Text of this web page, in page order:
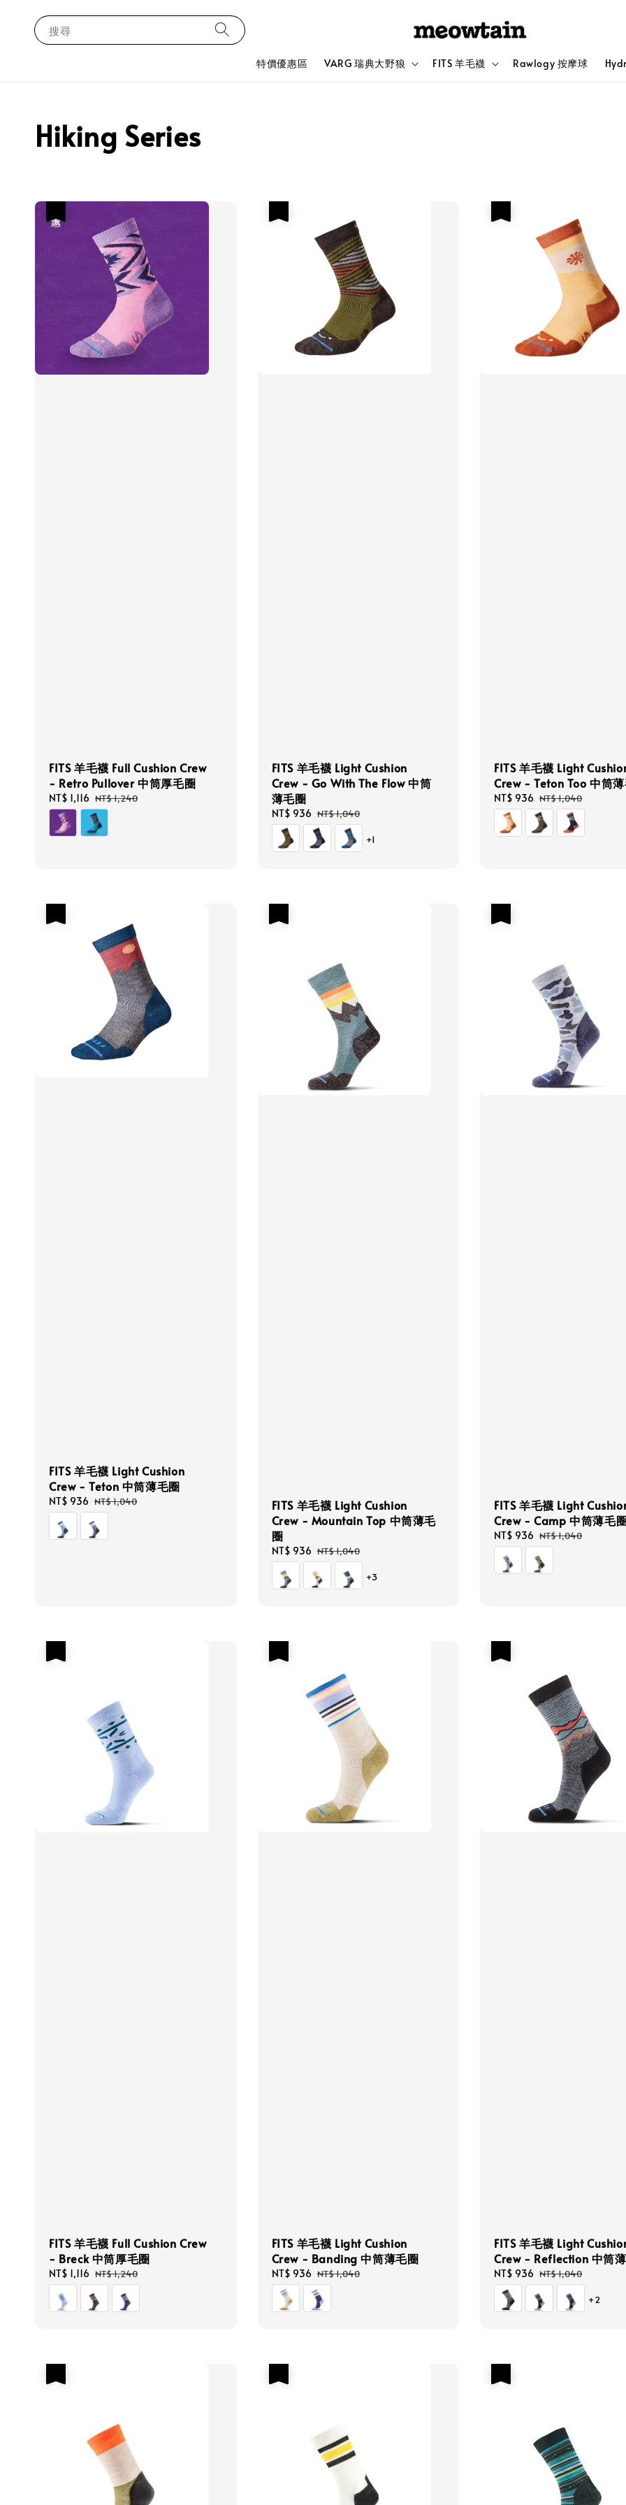
搜尋
特價優惠區 VARG 瑞典大野狼 FITS 羊毛襪 Rawlogy 按摩球
Hiking Series
FITS 羊毛襪 Full Cushion Crew
- Retro Pullover 中筒厚毛圈
Sale
price
NT$ 1,116 Regular
price
NT$ 1,240
FITS 羊毛襪 Light Cushion
Crew - Go With The Flow 中筒
薄毛圈
Sale
price
NT$ 936 Regular
price
NT$ 1,040
+1
FITS 羊毛襪 Light
Crew - Teton Too 中筒
Sale
price
NT$ 936 Regular
price
NT$ 1,040
FITS 羊毛襪 Light Cushion
Crew - Teton 中筒薄毛圈
Sale
price
NT$ 936 Regular
price
NT$ 1,040
FITS 羊毛襪 Light Cushion
Crew - Mountain Top 中筒薄毛
圈
Sale
price
NT$ 936 Regular
price
NT$ 1,040
+3
FITS 羊毛襪 Light
Crew - Camp 中筒薄毛
Sale
price
NT$ 936 Regular
price
NT$ 1,040
FITS 羊毛襪 Full Cushion Crew
- Breck 中筒厚毛圈
Sale
price
NT$ 1,116 Regular
price
NT$ 1,240
FITS 羊毛襪 Light Cushion
Crew - Banding 中筒薄毛圈
Sale
price
NT$ 936 Regular
price
NT$ 1,040
FITS 羊毛襪 Light
Crew - Reflection 中筒
Sale
price
NT$ 936 Regular
price
NT$ 1,040
+2